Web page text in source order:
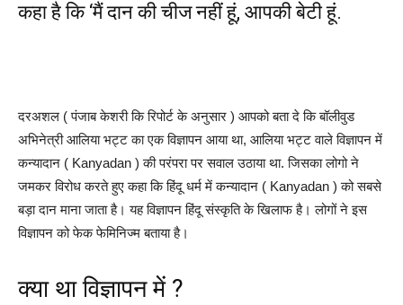
कहा है कि ‘मैं दान की चीज नहीं हूं, आपकी बेटी हूं.
दरअशल ( पंजाब केशरी कि रिपोर्ट के अनुसार ) आपको बता दे कि बॉलीवुड
अभिनेत्री आलिया भट्ट का एक विज्ञापन आया था, आलिया भट्ट वाले विज्ञापन में
कन्यादान ( Kanyadan ) की परंपरा पर सवाल उठाया था. जिसका लोगो ने
जमकर विरोध करते हुए कहा कि हिंदू धर्म में कन्यादान ( Kanyadan ) को सबसे
बड़ा दान माना जाता है। यह विज्ञापन हिंदू संस्कृति के खिलाफ है। लोगों ने इस
विज्ञापन को फेक फेमिनिज्म बताया है।
क्या था विज्ञापन में ?